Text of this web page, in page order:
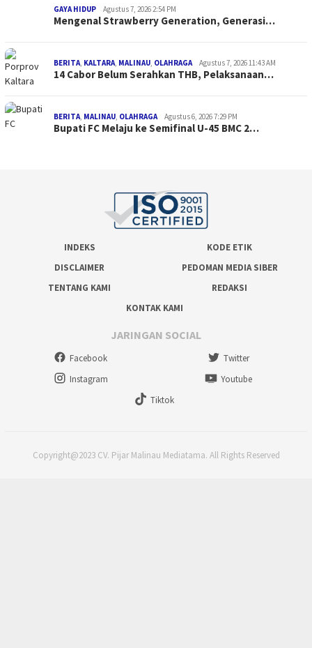
GAYA HIDUP Agustus 7, 2026 2:54 PM
Mengenal Strawberry Generation, Generasi…
BERITA, KALTARA, MALINAU, OLAHRAGA Agustus 7, 2026 11:43 AM
14 Cabor Belum Serahkan THB, Pelaksanaan…
BERITA, MALINAU, OLAHRAGA Agustus 6, 2026 7:29 PM
Bupati FC Melaju ke Semifinal U-45 BMC 2…
INDEKS
KODE ETIK
DISCLAIMER
PEDOMAN MEDIA SIBER
TENTANG KAMI
REDAKSI
KONTAK KAMI
JARINGAN SOCIAL
Facebook
Twitter
Instagram
Youtube
Tiktok
Copyright@2023 CV. Pijar Malinau Mediatama. All Rights Reserved